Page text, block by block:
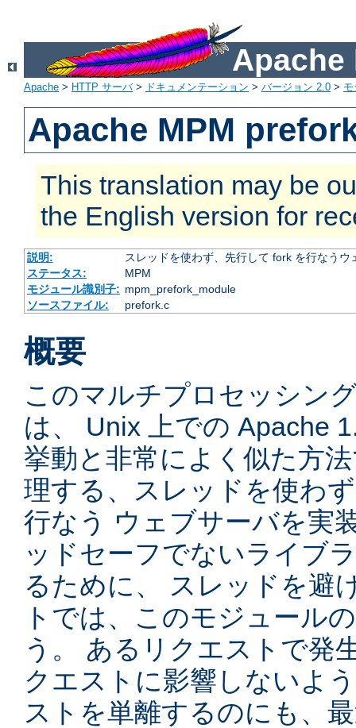
Apache
Apache > HTTP サーバ> ドキュメンテーション > バージョン 2.0 >
Apache MPM
This translation may be
the English version for
説明:
スレッドを使わず、先行して fork を行なうウ
ステータス:
MPM
モジュール識別子: mpm_prefork_module
ソースファイル:
prefork.c
概要
このマルチプロセッシン
は、 Unix 上での Apache
挙動と非常によく似た方
理する、スレッドを使わ
行なう ウェブサーバを実
ッドセーフでないライブ
るために、 スレッドを避
トでは、このモジュール
う。 あるリクエストで発
クエストに影響しないよ
ストを単離するのにも、